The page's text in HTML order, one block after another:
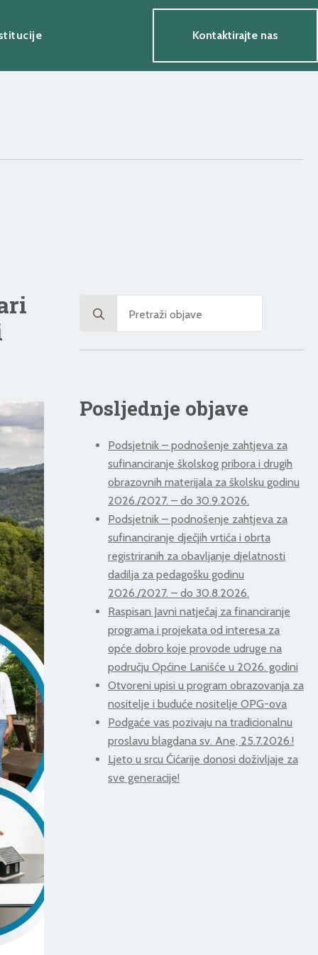
Kontaktirajte nas
for:
Posljednje objave
Podsjetnik – podnošenje zahtjeva za
sufinanciranje školskog pribora i drugih
obrazovnih materijala za školsku godinu
2026./2027. – do 30.9.2026.
Podsjetnik – podnošenje zahtjeva za
sufinanciranje dječjih vrtića i obrta
registriranih za obavljanje djelatnosti
dadilja za pedagošku godinu
2026./2027. – do 30.8.2026.
Raspisan Javni natječaj za financiranje
programa i projekata od interesa za
opće dobro koje provode udruge na
području Općine Lanišće u 2026. godini
Otvoreni upisi u program obrazovanja za
nositelje i buduće nositelje OPG-ova
Podgaće vas pozivaju na tradicionalnu
proslavu blagdana sv. Ane, 25.7.2026.!
Ljeto u srcu Ćićarije donosi doživljaje za
sve generacije!